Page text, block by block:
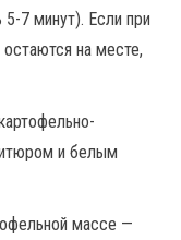
7 минут). Если при
на месте,
массе —